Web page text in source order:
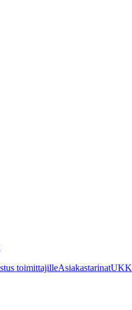
toimittajilleAsiakastarinatUKK